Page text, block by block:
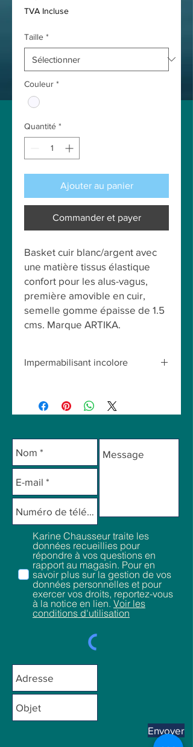
TVA Incluse
Taille *
Couleur *
Quantité *
Ajouter au panier
Commander et payer
Basket cuir blanc/argent avec
une matière tissus élastique
confort pour les alus-vagus,
première amovible en cuir,
semelle gomme épaisse de 1.5
cms. Marque ARTIKA.
Impermabilisant incolore
Karine Chausseur traite les
données recueillies pour
répondre à vos questions en
rapport au magasin. Pour en
savoir plus sur la gestion de vos
données personnelles et pour
exercer vos droits, reportez-vous
à la notice en lien. Voir les
conditions d'utilisation
Envoyer